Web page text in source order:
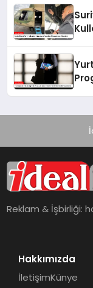
Reklam & İşbirliği:
Hakkımızda
İletişimKünye